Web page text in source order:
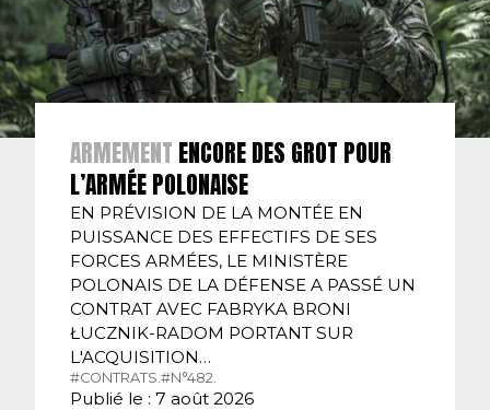
ARMEMENT ENCORE DES GROT POUR
L’ARMÉE POLONAISE
EN PRÉVISION DE LA MONTÉE EN
PUISSANCE DES EFFECTIFS DE SES
FORCES ARMÉES, LE MINISTÈRE
POLONAIS DE LA DÉFENSE A PASSÉ UN
CONTRAT AVEC FABRYKA BRONI
ŁUCZNIK-RADOM PORTANT SUR
L'ACQUISITION…
#CONTRATS. #N°482.
Publié le : 7 août 2026